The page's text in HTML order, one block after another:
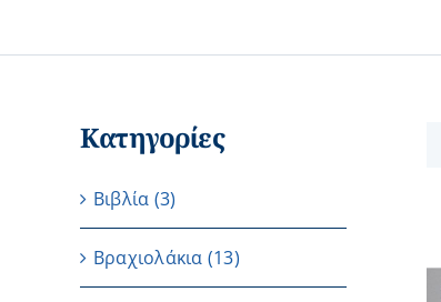
Κατηγορίες
Βιβλία (3)
Βραχιολάκια (13)